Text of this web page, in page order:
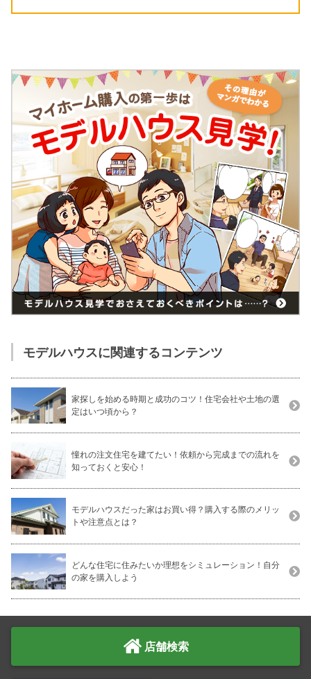
モデルハウスに関連するコンテンツ
家探しを始める時期と成功のコツ！住宅会社や土地の選
定はいつ頃から？
憧れの注文住宅を建てたい！依頼から完成までの流れを
知っておくと安心！
モデルハウスだった家はお買い得？購入する際のメリッ
トや注意点とは？
どんな住宅に住みたいか理想をシミュレーション！自分
の家を購入しよう
店舗検索